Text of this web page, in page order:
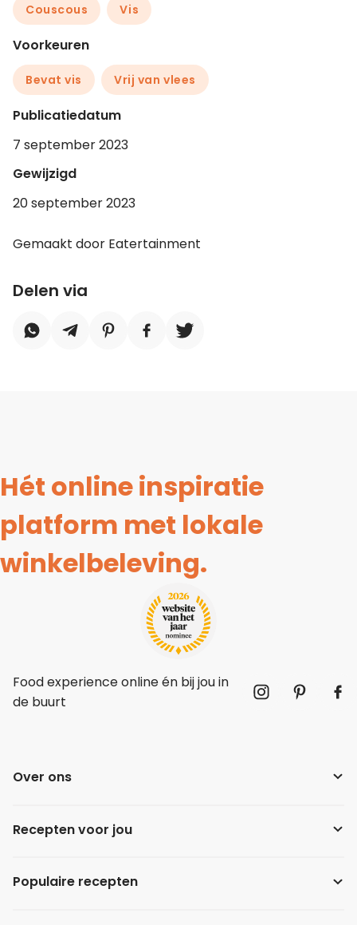
Couscous Vis
Voorkeuren
Bevat vis Vrij van vlees
Publicatiedatum
7 september 2023
Gewijzigd
20 september 2023
Gemaakt door Eatertainment
Delen via
Hét online inspiratie
platform met lokale
winkelbeleving.
Food experience online én bij jou in
de buurt
Over ons
Recepten voor jou
Populaire recepten